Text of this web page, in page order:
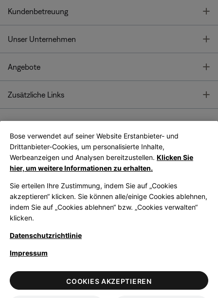
Kundenbetreuung
Unser Unternehmen
Angebote
Zusätzliche Links
Bose App
Bose Connect
App
LegalDatenschutzrichtlinieZugänglichkeitHinweis zu Cookies
VerkaufsbedingungenNutzungsbedingungen
Bose verwendet auf seiner Website Erstanbieter- und
Drittanbieter-Cookies, um personalisierte Inhalte,
Werbeanzeigen und Analysen bereitzustellen. Klicken Sie
hier, um weitere Informationen zu erhalten.
Sie erteilen Ihre Zustimmung, indem Sie auf „Cookies
akzeptieren“ klicken. Sie können alle/einige Cookies ablehnen,
indem Sie auf „Cookies ablehnen“ bzw. „Cookies verwalten“
klicken.
Datenschutzrichtlinie
Impressum
COOKIES AKZEPTIEREN